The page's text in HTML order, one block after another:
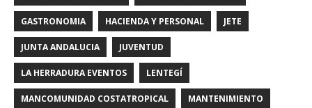
GASTRONOMIA HACIENDA Y PERSONAL JETE
JUNTA ANDALUCIA JUVENTUD
LA HERRADURA EVENTOS LENTEGÍ
MANCOMUNIDAD COSTATROPICAL MANTENIMIENTO